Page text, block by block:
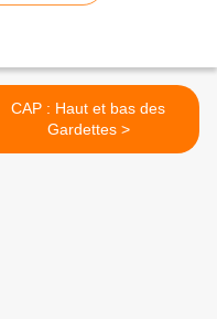
CAP : Haut et bas des
Gardettes >